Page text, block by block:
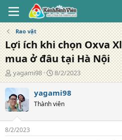
Rao vặt
Lợi ích khi chọn Oxva
mua ở đâu tại Hà Nội
T
á
c
g
i
ả
yagami98
N
g
à
y
đ
g
8/2/2023
yagami98
Thành viên
8/2/2023